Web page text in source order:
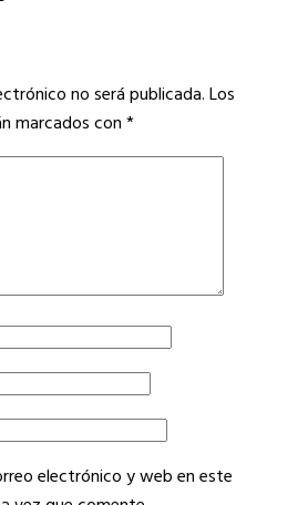
no será publicada.Los
marcados con*
electrónico y web en este